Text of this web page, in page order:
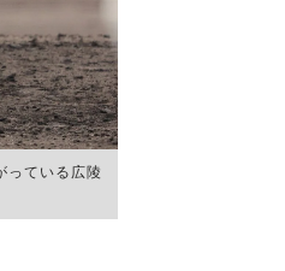
っている広陵